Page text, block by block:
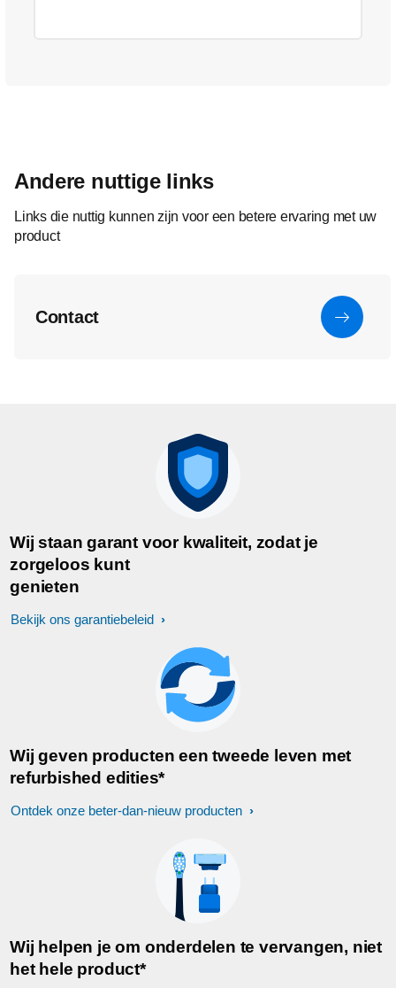
Andere nuttige links
Links die nuttig kunnen zijn voor een betere ervaring met uw
product
Contact
Wij staan garant voor kwaliteit, zodat je
zorgeloos kunt
genieten
Bekijk ons garantiebeleid
Wij geven producten een tweede leven met
refurbished edities*
Ontdek onze beter-dan-nieuw producten
Wij helpen je om onderdelen te vervangen, niet
het hele product*